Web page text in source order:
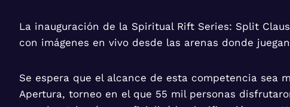
La inauguración de la Spiritual Rift Series: Split
con imágenes en vivo desde las arenas donde
Se espera que el alcance de esta competencia sea
Apertura, torneo en el que 55 mil personas